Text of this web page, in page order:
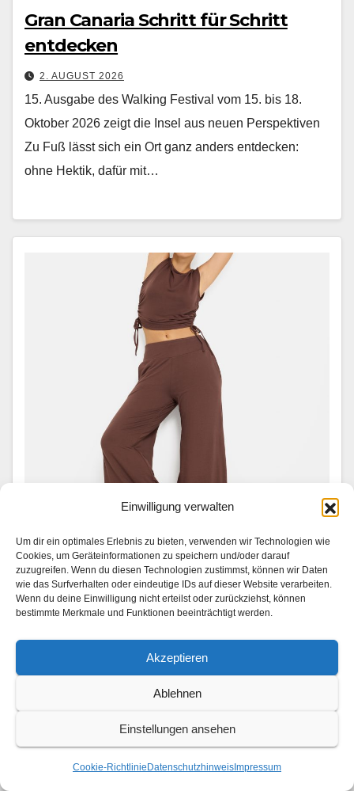
Einwilligung verwalten
Um dir ein optimales Erlebnis zu bieten, verwenden wir Technologien wie
Cookies, um Geräteinformationen zu speichern und/oder darauf
zuzugreifen. Wenn du diesen Technologien zustimmst, können wir Daten
wie das Surfverhalten oder eindeutige IDs auf dieser Website verarbeiten.
Wenn du deine Einwilligung nicht erteilst oder zurückziehst, können
bestimmte Merkmale und Funktionen beeinträchtigt werden.
Akzeptieren
Ablehnen
Einstellungen ansehen
Cookie-Richtlinie Datenschutzhinweis Impressum
Gran Canaria Schritt für Schritt
entdecken
2. AUGUST 2026
15. Ausgabe des Walking Festival vom 15. bis 18.
Oktober 2026 zeigt die Insel aus neuen Perspektiven
Zu Fuß lässt sich ein Ort ganz anders ent­deck­en:
ohne Hek­tik, dafür mit…
LSCN by Lascana launcht erste
Pilates-Kollektion
2. AUGUST 2026
Las­cana droppt erst­mals eine eigene Pilates-Kollek­
tion – und bringt damit einen neuen Rhyth­mus in den
Stu­dio-All­t­ag. Die Lin­ie vere­int sportliche Funk­tion­al­